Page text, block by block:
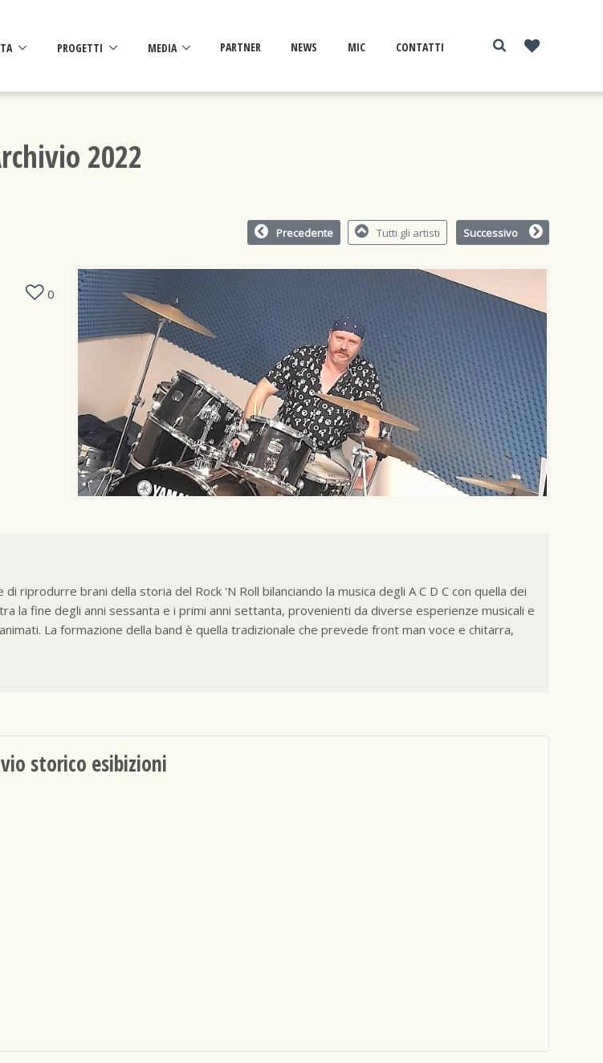
PROGETTI MEDIA PARTNER NEWS MIC CONTATTI
2022
Precedente Tutti gli artisti Successivo
0
riprodurre brani della storia del Rock 'N Roll bilanciando la musica degli A C D C con quella dei
la fine degli anni sessanta e i primi anni settanta, provenienti da diverse esperienze musicali e
La formazione della band è quella tradizionale che prevede front man voce e chitarra,
storico esibizioni